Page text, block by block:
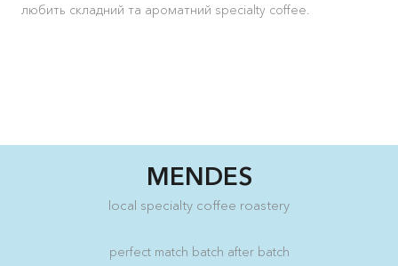
любить складний та ароматний specialty coffee.
MENDES
local specialty coffee roastery
perfect match batch after batch